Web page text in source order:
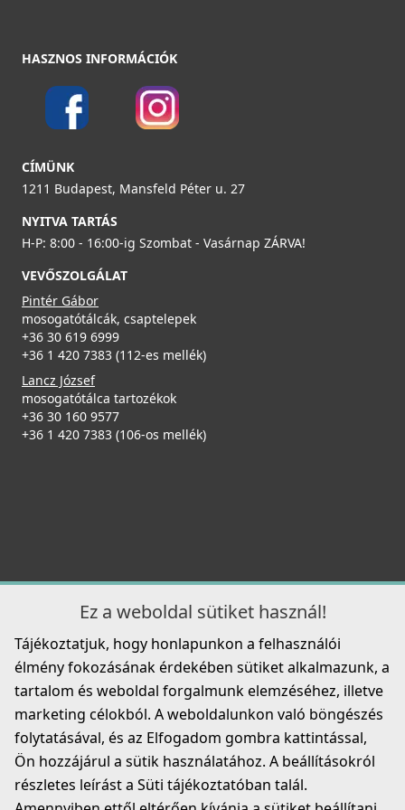
ELLECI - Gránit mosogatótálca Quadra 105 G48
89 990 Ft
Részletek
ELLECI - Gránit mosogatótálca Time 105 UM G48
munkalap alá szerelhető
LG210548BSO
ELLECI - Gránit mosogatótálca Time 130 UM G48
munkalap alá szerelhető
LG213048BSO
99 990 Ft
Részletek
ELLECI - Csaptelep Athena Plus M73 Titanium - Kifutó
MMKATP73
ELLECI - Csaptelep Athena Plus G68
MGKATP68
ELLECI - Csaptelep Athena Plus G43
MGKATP43
139 990 Ft
Részletek
HASZNOS INFORMÁCIÓK
CÍMÜNK
1211 Budapest, Mansfeld Péter u. 27
NYITVA TARTÁS
H-P: 8:00 - 16:00-ig Szombat - Vasárnap ZÁRVA!
VEVŐSZOLGÁLAT
Pintér Gábor
mosogatótálcák, csaptelepek
+36 30 619 6999
+36 1 420 7383 (112-es mellék)
Lancz József
mosogatótálca tartozékok
+36 30 160 9577
+36 1 420 7383 (106-os mellék)
Ez a weboldal sütiket használ!
Tájékoztatjuk, hogy honlapunkon a felhasználói
élmény fokozásának érdekében sütiket alkalmazunk, a
tartalom és weboldal forgalmunk elemzéséhez, illetve
marketing célokból. A weboldalunkon való böngészés
folytatásával, és az Elfogadom gombra kattintással,
Ön hozzájárul a sütik használatához. A beállításokról
részletes leírást a Süti tájékoztatóban talál.